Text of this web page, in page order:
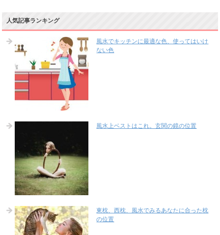
人気記事ランキング
風水でキッチンに最適な色、使ってはいけ
ない色
風水上ベストはこれ。玄関の鏡の位置
東枕、西枕、風水でみるあなたに合った枕
の位置